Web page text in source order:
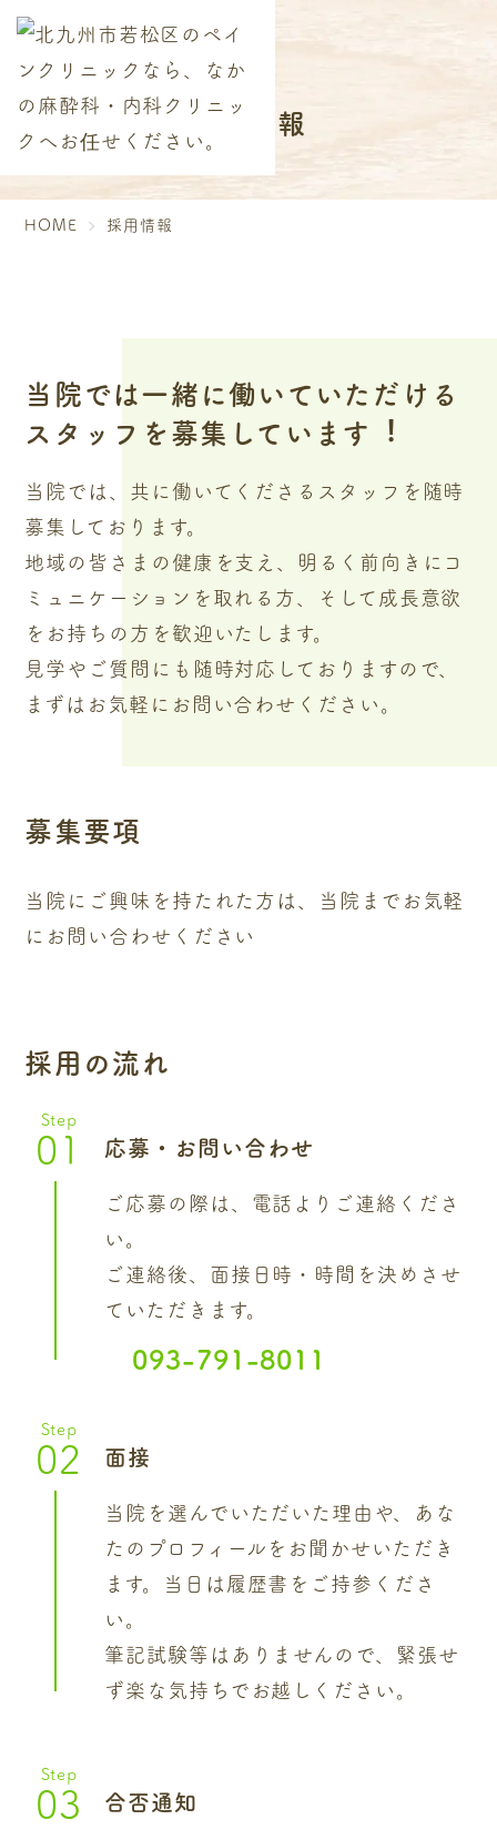
採用情報
HOME 採用情報
当院では一緒に働いていただける
スタッフを募集しています︕
当院では、共に働いてくださるスタッフを随時
募集しております。
地域の皆さまの健康を支え、明るく前向きにコ
ミュニケーションを取れる方、そして成長意欲
をお持ちの方を歓迎いたします。
見学やご質問にも随時対応しておりますので、
まずはお気軽にお問い合わせください。
募集要項
当院にご興味を持たれた方は、当院までお気軽
にお問い合わせください
採用の流れ
Step
01 応募・お問い合わせ
ご応募の際は、電話よりご連絡くださ
い。
ご連絡後、面接日時・時間を決めさせ
ていただきます。
093-791-8011
Step
02 面接
当院を選んでいただいた理由や、あな
たのプロフィールをお聞かせいただき
ます。当日は履歴書をご持参くださ
い。
筆記試験等はありませんので、緊張せ
ず楽な気持ちでお越しください。
Step
03 合否通知